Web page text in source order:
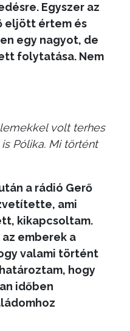
Egyszer az
eljött értem és
egy nagyot, de
folytatása. Nem
volt terhes
Pólika. Mi történt
a rádió Gerő
ami
kikapcsoltam.
emberek a
valami történt
hogy
időben